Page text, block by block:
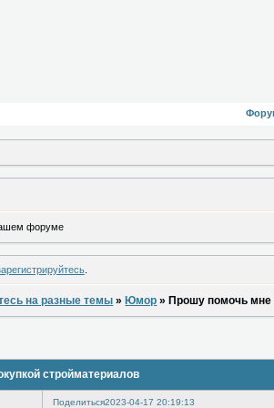
форуме
.
на разные темы »Юмор »Прошу помочь мне
стройматериалов
Поделиться2023-04-17 20:19:13